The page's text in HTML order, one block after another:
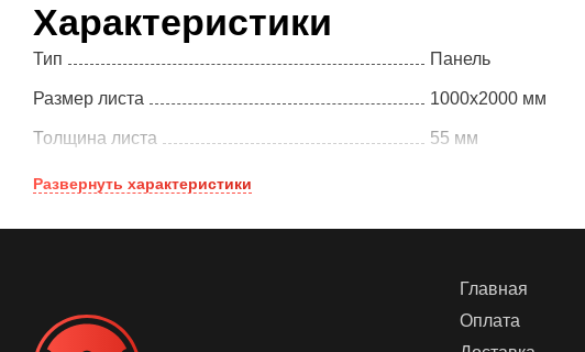
Характеристики
Тип Панель
Размер листа 1000x2000 мм
Толщина листа 55 мм
Развернуть характеристики
Главная
Оплата